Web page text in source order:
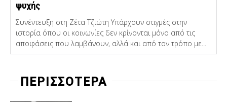
ψυχής
Συνέντευξη στη Ζέτα Τζιώτη Υπάρχουν στιγμές στην
ιστορία όπου οι κοινωνίες δεν κρίνονται μόνο από τις
αποφάσεις που λαμβάνουν, αλλά και από τον τρόπο με...
ΠΕΡΙΣΣΟΤΕΡΑ